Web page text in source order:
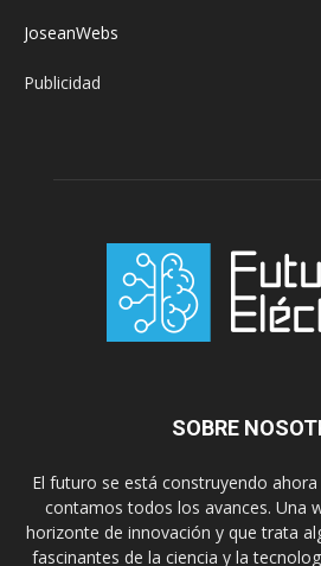
JoseanWebs
Publicidad
SOBRE
El futuro se está construyendo
contamos todos los avances. Una
horizonte de innovación y que trata
fascinantes de la ciencia y la